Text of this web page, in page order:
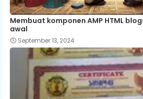
Membuat komponen AMP HTML
awal
September 13, 2024